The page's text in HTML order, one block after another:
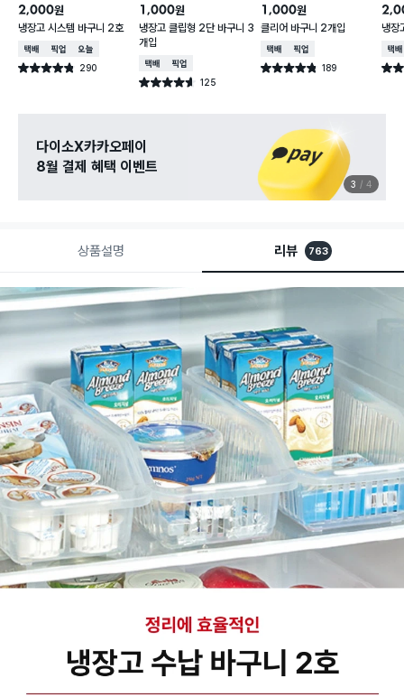
2,000원
냉장고 시스템 바구니 2호
택배배송매장픽업오늘배송
별점 4.8점 290
건 작성
1,000원
냉장고 클립형 2단 바구니 3
개입
택배배송매장픽업
별점 4.6점 125
건 작성
1,000원
클리어 바구니 2개입
택배배송매장픽업
별점 4.8점 189
건 작성
냉장
택배
별점
다이소X카카오페이
8월 결제 혜택 이벤트
3 4
상품설명 리뷰 763